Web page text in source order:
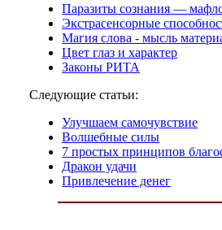
Паразиты сознания —
Экстрасенсорные
Магия слова - мысль
Цвет глаз и характер
Законы РИТА
Следующие статьи:
Улучшаем самочувствие
Волшебные силы
7 простых принципов
Дракон удачи
Привлечение денег